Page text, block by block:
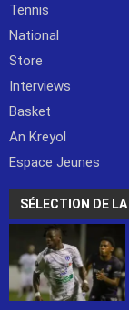
Tennis
National
Store
Interviews
Basket
An Kreyol
Espace Jeunes
SÉLECTION DE